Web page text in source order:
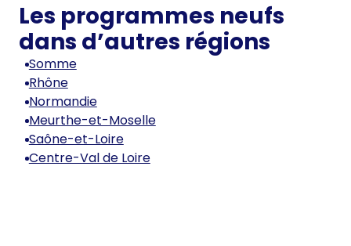
Les programmes neufs
dans d’autres régions
Somme
Rhône
Normandie
Meurthe-et-Moselle
Saône-et-Loire
Centre-Val de Loire